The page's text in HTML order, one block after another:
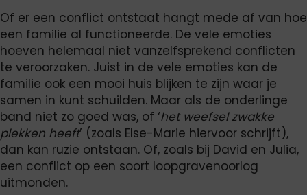
Of er een conflict ontstaat hangt mede af van hoe
een familie al functioneerde. De vele emoties
hoeven helemaal niet vanzelfsprekend conflicten
te veroorzaken. Juist in de vele emoties kan de
familie ook een mooi huis blijken te zijn waar je
samen in kunt schuilden. Maar als de onderlinge
band niet zo goed was, of ‘het weefsel zwakke
plekken heeft’ (zoals Else-Marie hiervoor schrijft),
dan kan ruzie ontstaan. Of, zoals bij David en Julia,
een conflict op een soort loopgravenoorlog
uitmonden.